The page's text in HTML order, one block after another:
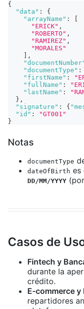
{
"data" :
{
"arrayName" :
"ERICK" ,
"ROBERTO" ,
"RAMIREZ" ,
"MORALES"
,
"documentType" :
"firstName" :
"fullName" :
"lastName" :
} ,
"signature" : {
"id" :
"GT001"
}
Notas
documentType
dateOfBirth es
DD/MM/YYYY
Casos de
Fintech y
durante la
crédito.
E-commerce y
repartidores